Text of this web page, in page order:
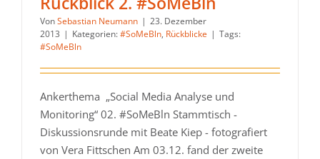
VonSebastian Neumann | 23. Dezember
2013 | Kategorien:#SoMeBln, Rückblicke | Tags:
#SoMeBln
Ankerthema „Social Media Analyse und
Monitoring“ 02. #SoMeBln Stammtisch -
Diskussionsrunde mit Beate Kiep - fotografiert
von Vera Fittschen Am 03.12. fand der zweite